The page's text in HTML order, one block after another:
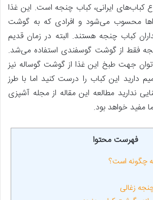
کباب‌های ایرانی، کباب چنجه است. این غذا
محسوب می‌شود و افرادی که به گوشت
کباب چنجه هستند. البته در زمان قدیم
فقط از گوشت گوسفندی استفاده می‌شد.
جهت طبخ این غذا از گوشت گوساله نیز
دارید این کباب را درست کنید اما با طرز
ندارید مطالعه این مقاله از مجله آشپزی
مفید خواهد بود.
فهرست محتوا
چگونه است؟
زغالی